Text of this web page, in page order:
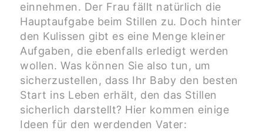
einnehmen. Der Frau fällt natürlich die
Hauptaufgabe beim Stillen zu. Doch hinter
den Kulissen gibt es eine Menge kleiner
Aufgaben, die ebenfalls erledigt werden
wollen. Was können Sie also tun, um
sicherzustellen, dass Ihr Baby den besten
Start ins Leben erhält, den das Stillen
sicherlich darstellt? Hier kommen einige
Ideen für den werdenden Vater: